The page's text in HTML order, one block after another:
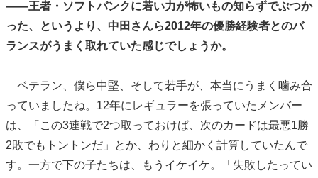
――王者・ソフトバンクに若い力が怖いもの知らずでぶつか
った、というより、中田さんら2012年の優勝経験者とのバ
ランスがうまく取れていた感じでしょうか。
ベテラン、僕ら中堅、そして若手が、本当にうまく噛み合
っていましたね。12年にレギュラーを張っていたメンバー
は、「この3連戦で2つ取っておけば、次のカードは最悪1勝
2敗でもトントンだ」とか、わりと細かく計算していたんで
す。一方で下の子たちは、もうイケイケ。「失敗したってい